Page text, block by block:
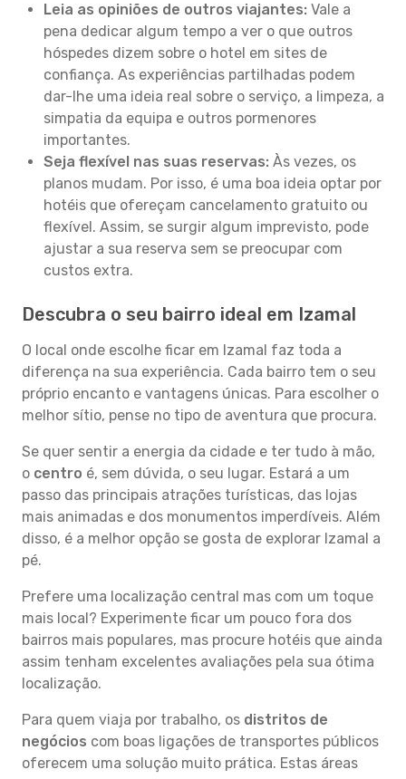
Leia as opiniões de outros viajantes: Vale a
pena dedicar algum tempo a ver o que outros
hóspedes dizem sobre o hotel em sites de
confiança. As experiências partilhadas podem
dar-lhe uma ideia real sobre o serviço, a limpeza, a
simpatia da equipa e outros pormenores
importantes.
Seja flexível nas suas reservas: Às vezes, os
planos mudam. Por isso, é uma boa ideia optar por
hotéis que ofereçam cancelamento gratuito ou
flexível. Assim, se surgir algum imprevisto, pode
ajustar a sua reserva sem se preocupar com
custos extra.
Descubra o seu bairro ideal em Izamal
O local onde escolhe ficar em Izamal faz toda a
diferença na sua experiência. Cada bairro tem o seu
próprio encanto e vantagens únicas. Para escolher o
melhor sítio, pense no tipo de aventura que procura.
Se quer sentir a energia da cidade e ter tudo à mão,
o centro é, sem dúvida, o seu lugar. Estará a um
passo das principais atrações turísticas, das lojas
mais animadas e dos monumentos imperdíveis. Além
disso, é a melhor opção se gosta de explorar Izamal a
pé.
Prefere uma localização central mas com um toque
mais local? Experimente ficar um pouco fora dos
bairros mais populares, mas procure hotéis que ainda
assim tenham excelentes avaliações pela sua ótima
localização.
Para quem viaja por trabalho, os distritos de
negócios com boas ligações de transportes públicos
oferecem uma solução muito prática. Estas áreas